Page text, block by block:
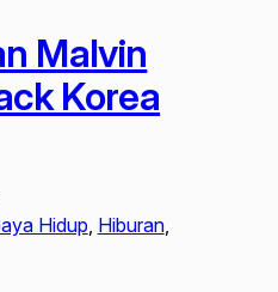
Malvin
Korea
Hidup, Hiburan